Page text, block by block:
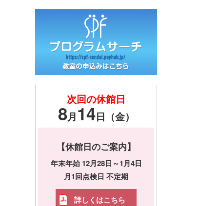
次回の休館日
8月14日（金）
【休館日のご案内】
年末年始 12月28日～1月4日
月1回点検日 不定期
詳しくはこちら